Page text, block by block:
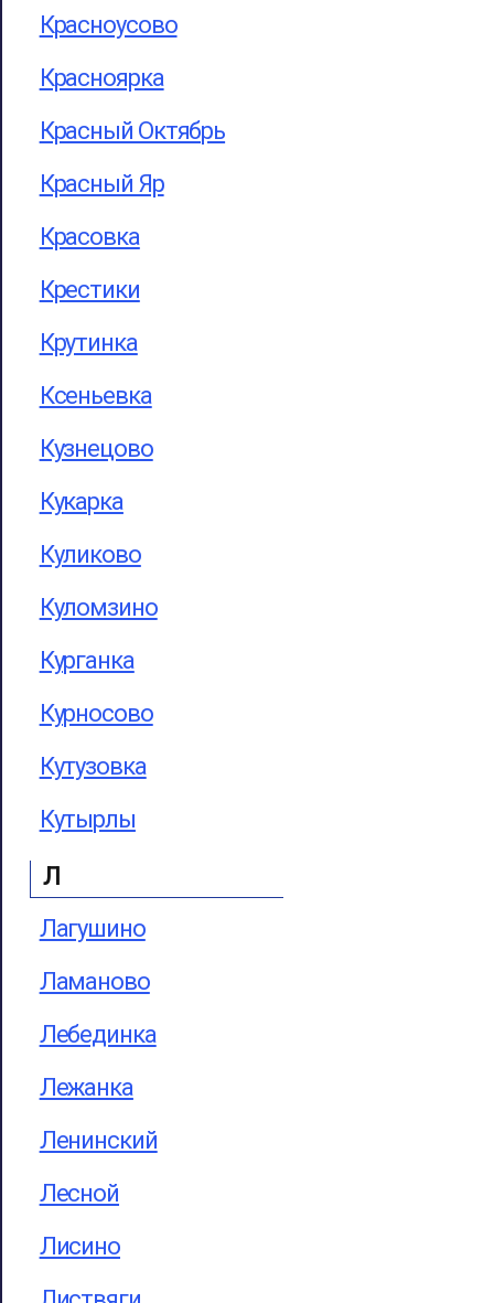
Красноусово
Красноярка
Красный Октябрь
Красный Яр
Красовка
Крестики
Крутинка
Ксеньевка
Кузнецово
Кукарка
Куликово
Куломзино
Курганка
Курносово
Кутузовка
Кутырлы
Л
Лагушино
Ламаново
Лебединка
Лежанка
Ленинский
Лесной
Лисино